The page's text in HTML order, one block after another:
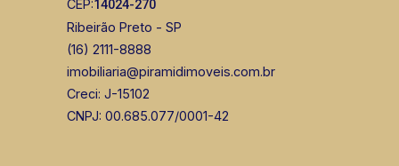
CEP:14024-270
Ribeirão Preto - SP
(16) 2111-8888
imobiliaria@piramidimoveis.com.br
Creci: J-15102
CNPJ: 00.685.077/0001-42